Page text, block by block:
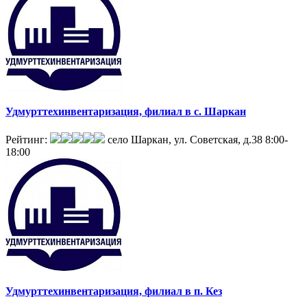
Удмурттехинвентаризация, филиал в с. Шаркан
Рейтинг: село Шаркан, ул. Советская, д.38 8:00-
18:00
Удмурттехинвентаризация, филиал в п. Кез